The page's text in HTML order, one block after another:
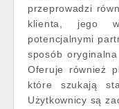
przeprowadzi
klienta, jego
potencjalnymi
sposób
Oferuje również
które szukają
Użytkownicy są